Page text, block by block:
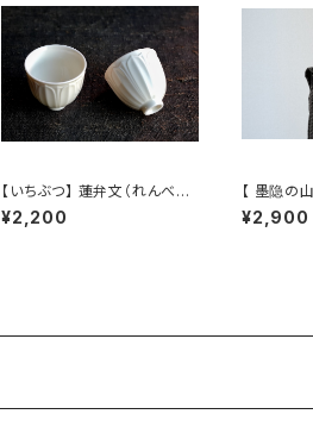
【いちぶつ】 蓮弁文（れんべん
もん）湯呑み /【 ichibutu 】T
eacup
¥2,200
【 墨隐の
¥2,900